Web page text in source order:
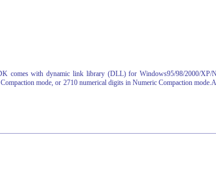
comes with dynamic link library (DLL) for Windows95/98/2000/XP/
mode, or 2710 numerical digits in Numeric Compaction